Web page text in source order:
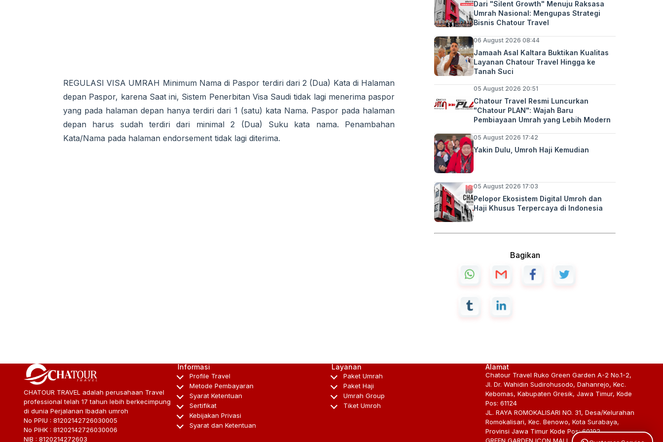
REGULASI VISA UMRAH Minimum Nama di Paspor terdiri dari 2 (Dua) Kata di Halaman
depan Paspor, karena Saat ini, Sistem Penerbitan Visa Saudi tidak lagi menerima paspor
yang pada halaman depan hanya terdiri dari 1 (satu) kata Nama. Paspor pada halaman
depan harus sudah terdiri dari minimal 2 (Dua) Suku kata nama. Penambahan
Kata/Nama pada halaman endorsement tidak lagi diterima.
Dari "Silent Growth" Menuju Raksasa
Umrah Nasional: Mengupas Strategi
Bisnis Chatour Travel
06 August 2026 08:44
Jamaah Asal Kaltara Buktikan Kualitas
Layanan Chatour Travel Hingga ke
Tanah Suci
05 August 2026 20:51
Chatour Travel Resmi Luncurkan
"Chatour PLAN": Wajah Baru
Pembiayaan Umrah yang Lebih Modern
05 August 2026 17:42
Yakin Dulu, Umroh Haji Kemudian
05 August 2026 17:03
Pelopor Ekosistem Digital Umroh dan
Haji Khusus Terpercaya di Indonesia
Bagikan
CHATOUR TRAVEL adalah perusahaan Travel
professional telah 17 tahun lebih berkecimpung
di dunia Perjalanan Ibadah umroh
No PPIU : 81202142726030005
No PIHK : 81202142726030006
NIB : 8120214272603
Informasi
Profile Travel
Metode Pembayaran
Syarat Ketentuan
Sertifikat
Kebijakan Privasi
Syarat dan Ketentuan
Layanan
Paket Umrah
Paket Haji
Umrah Group
Tiket Umroh
Alamat
Chatour Travel Ruko Green Garden A-2 No.1-2,
Jl. Dr. Wahidin Sudirohusodo, Dahanrejo, Kec.
Kebomas, Kabupaten Gresik, Jawa Timur, Kode
Pos: 61124
JL. RAYA ROMOKALISARI NO. 31, Desa/Kelurahan
Romokalisari, Kec. Benowo, Kota Surabaya,
Provinsi Jawa Timur Kode Pos: 60192
GREEN GARDEN ICON MALL GRESIK BLOK A1-2,